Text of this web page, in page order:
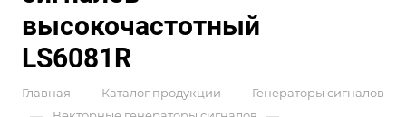
высокочастотный
LS6081R
Главная — Каталог продукции — Генераторы сигналов